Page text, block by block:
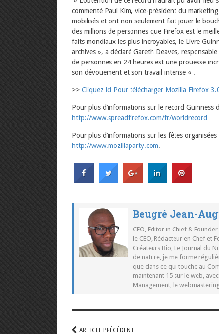
commenté Paul Kim, vice-président du
mobilisés et ont non seulement fait jouer le
des millions de personnes que Firefox est le
faits mondiaux les plus incroyables, le Livre
archives », a déclaré Gareth Deaves,
de personnes en 24 heures est une prouesse
son dévouement et son travail intense « .
>> Cliquez ici Pour télécharger Mozilla Firefox
Pour plus d’informations sur le record Guinness
http://www.spreadfirefox.com/fr/worldrecord
Pour plus d’informations sur les fêtes
http://www.mozillaparty.com.
Beugré Jean-
CEO, Editor in Chief &
le CEO, Rédacteur en Chef et
Créateurs Bio, Le Journal du
de nature, je me forme
que dans ce qui touche au
maintenant 15 sur le web,
Management, le
ARTICLE PRÉCÉDENT